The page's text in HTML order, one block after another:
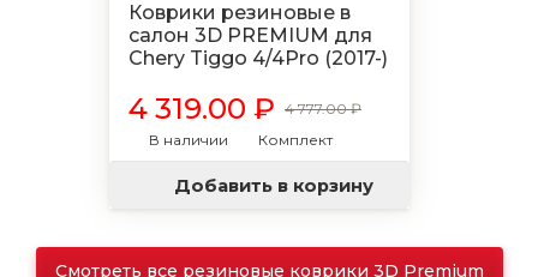
Коврики резиновые в
салон 3D PREMIUM для
Chery Tiggo 4/4Pro (2017-)
4 319.00 ₽ 4 777.00 ₽
В наличии
Комплект
Добавить в корзину
Смотреть все резиновые коврики 3D Premium